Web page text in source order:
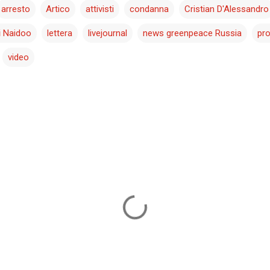
arresto Artico attivisti condanna Cristian D'Alessandro
Naidoo lettera livejournal news greenpeace Russia
video